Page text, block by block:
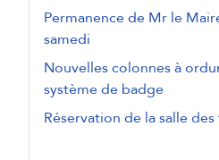
Permanence de Mr le
samedi
Nouvelles colonnes à
système de badge
Réservation de la salle